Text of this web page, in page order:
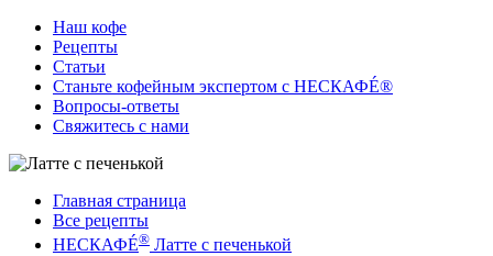
Наш кофе
Рецепты
Cтатьи
Станьте кофейным экспертом с НЕСКАФÉ®
Вопросы-ответы
Свяжитесь с нами
Главная страница
Все рецепты
НЕСКАФÉ® Латте с печенькой